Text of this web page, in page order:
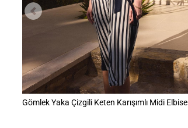
Gömlek Yaka Çizgili Keten Karışımlı Midi Elbise